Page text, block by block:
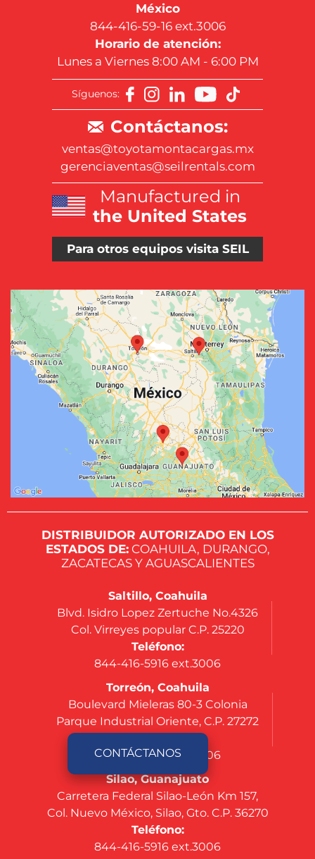
México
844-416-59-16 ext.3006
Horario de atención:
Lunes a Viernes 8:00 AM - 6:00 PM
Síguenos:
Contáctanos:
ventas@toyotamontacargas.mx
gerenciaventas@seilrentals.com
Manufactured in
the United States
Para otros equipos visita SEIL
DISTRIBUIDOR AUTORIZADO EN LOS
ESTADOS DE:COAHUILA, DURANGO,
ZACATECAS Y AGUASCALIENTES
Saltillo, Coahuila
Blvd. Isidro Lopez Zertuche No.4326
Col. Virreyes popular C.P. 25220
Teléfono:
844-416-5916 ext.3006
Torreón, Coahuila
Boulevard Mieleras 80-3 Colonia
Parque Industrial Oriente, C.P. 27272
844-416-5916 ext.3006
Silao, Guanajuato
Carretera Federal Silao-León Km 157,
Col. Nuevo México, Silao, Gto. C.P. 36270
Teléfono:
844-416-5916 ext.3006
CONTÁCTANOS